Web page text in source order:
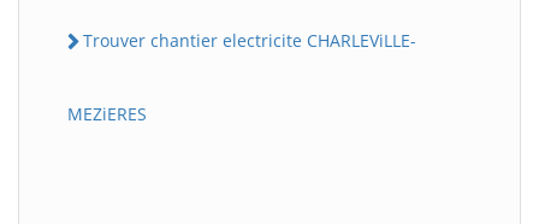
Trouver chantier electricite CHARLEViLLE-
MEZiERES